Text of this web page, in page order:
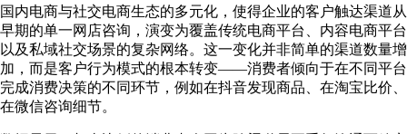
国内电商与社交电商生态的多元化，使得企业的客户触达渠道从
早期的单一网店咨询，演变为覆盖传统电商平台、内容电商平台
以及私域社交场景的复杂网络。这一变化并非简单的渠道数量增
加，而是客户行为模式的根本转变——消费者倾向于在不同平台
完成消费决策的不同环节，例如在抖音发现商品、在淘宝比价、
在微信咨询细节。